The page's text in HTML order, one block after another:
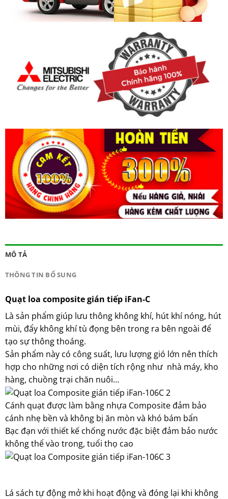
MÔ TẢ
THÔNG TIN BỔ SUNG
Quạt loa composite gián tiếp iFan-C
Là sản phẩm giúp lưu thông không khí, hút khí nóng, hút
mùi, đẩy không khí tù đọng bên trong ra bên ngoài để
tạo sự thông thoáng.
Sản phẩm này có công suất, lưu lượng gió lớn nên thích
hợp cho những nơi có diện tích rộng như nhà máy, kho
hàng, chuồng trại chăn nuôi…
Cánh quạt được làm bằng nhựa Composite đảm bảo
cánh nhẹ bền và không bị ăn mòn và khó bám bẩn
Bạc đạn với thiết kế chống nước đặc biệt đảm bảo nước
không thể vào trong, tuổi thọ cao
Lá sách tự động mở khi hoạt động và đóng lại khi không